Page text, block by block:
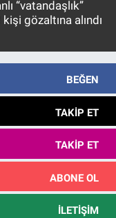
“vatandaşlık”
gözaltına alındı
BEĞEN
TAKIP ET
TAKIP ET
ABONE OL
İLETIŞIM